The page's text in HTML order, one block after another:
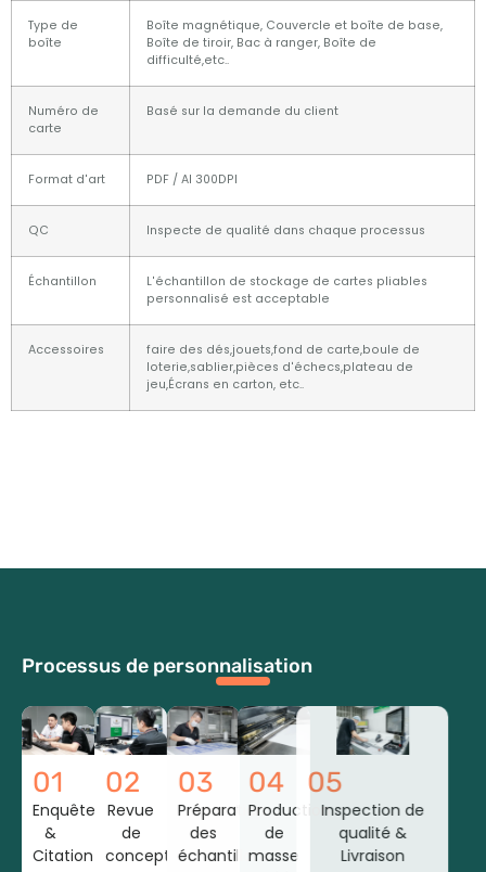
Type de
boîte
Boîte magnétique, Couvercle et boîte de base,
Boîte de tiroir, Bac à ranger, Boîte de
difficulté,etc..
Numéro de
carte
Basé sur la demande du client
Format d'art PDF / AI 300DPI
QC Inspecte de qualité dans chaque processus
Échantillon
L'échantillon de stockage de cartes pliables
personnalisé est acceptable
Accessoires
faire des dés,jouets,fond de carte,boule de
loterie,sablier,pièces d'échecs,plateau de
jeu,Écrans en carton, etc..
Processus de personnalisation
01
Enquête
&
Citation
02
Revue
de
conception
03
Préparation
des
échantillons
04
Production
de
masse
05
Inspection de
qualité &
Livraison